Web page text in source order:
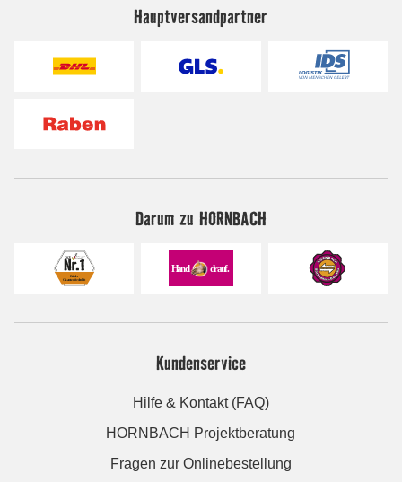
Hauptversandpartner
Darum zu HORNBACH
Kundenservice
Hilfe & Kontakt (FAQ)
HORNBACH Projektberatung
Fragen zur Onlinebestellung